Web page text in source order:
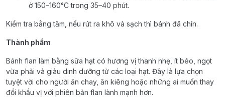
ở 150–160°C trong 35–40 phút.
Kiểm tra bằng tăm, nếu rút ra khô và sạch thì bánh đã chín.
Thành phẩm
Bánh flan làm bằng sữa hạt có hương vị thanh nhẹ, ít béo, ngọt
vừa phải và giàu dinh dưỡng từ các loại hạt. Đây là lựa chọn
tuyệt vời cho người ăn chay, ăn kiêng hoặc những ai muốn thay
đổi khẩu vị với phiên bản flan lành mạnh hơn.